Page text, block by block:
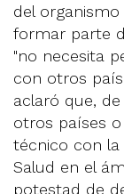
del
formar parte
"no necesita
con otros
aclaró que,
otros países
técnico con la
Salud en el
potestad de